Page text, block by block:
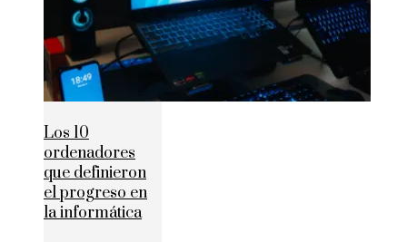
Los 10
ordenadores
que definieron
el progreso en
la informática